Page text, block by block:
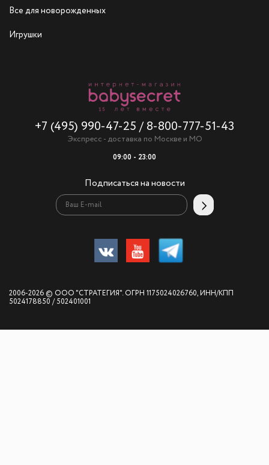
Все для новорожденных
Игрушки
+7 (495) 990-47-25 / 8-800-777-51-43
Экспресс - доставка по Москве и МО
09:00 - 23:00
Подписаться на новости
2006-2026 © ООО "СТРАТЕГИЯ". ОГРН 1175024026760, ИНН/КПП
5024178850 / 502401001